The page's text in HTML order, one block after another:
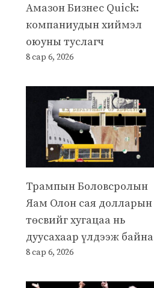
Амазон Бизнес Quick:
компаниудын хиймэл
оюуны туслагч
8 сар 6, 2026
Трампын Боловсролын
Яам Олон сая долларын
төсвийг хугацаа нь
дуусахаар үлдээж байна
8 сар 6, 2026